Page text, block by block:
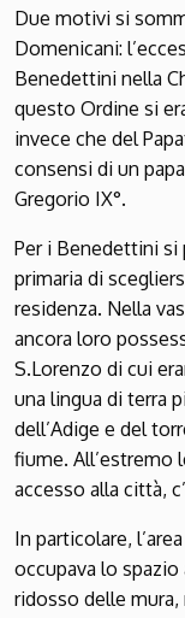
Due motivi si
Domenicani:
Benedettini nella
questo Ordine si
invece che del
consensi di un
Gregorio IX°.
Per i Benedettini si
primaria di
residenza. Nella
ancora loro
S.Lorenzo di cui
una lingua di terra
dell’Adige e del
fiume. All’estremo
accesso alla città,
In particolare,
occupava lo spazio
ridosso delle